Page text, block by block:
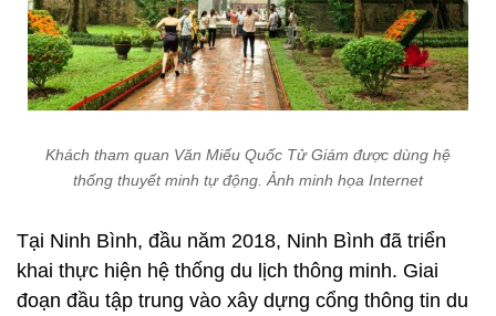
Khách tham quan Văn Miếu Quốc Tử Giám được dùng hệ
thống thuyết minh tự động. Ảnh minh họa Internet
Tại Ninh Bình, đầu năm 2018, Ninh Bình đã triển
khai thực hiện hệ thống du lịch thông minh. Giai
đoạn đầu tập trung vào xây dựng cổng thông tin du